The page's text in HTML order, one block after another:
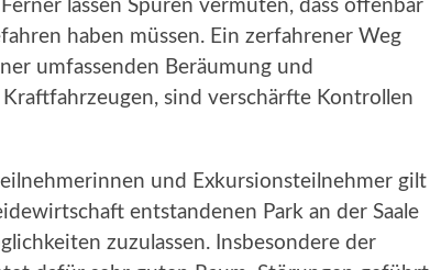
lassen Spuren vermuten, dass offenbar
haben müssen. Ein zerfahrener Weg
umfassenden Beräumung und
sind verschärfte Kontrollen
und Exkursionsteilnehmer gilt
entstandenen Park an der Saale
zuzulassen. Insbesondere der